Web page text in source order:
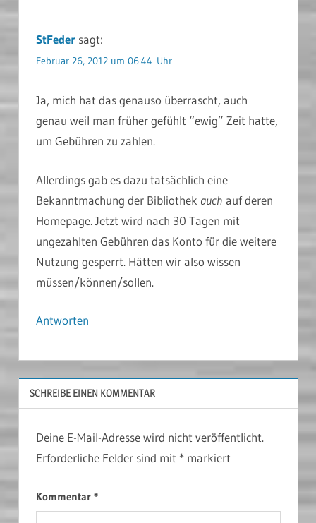
StFeder sagt:
Februar 26, 2012 um 06:44 Uhr
Ja, mich hat das genauso überrascht, auch
genau weil man früher gefühlt “ewig” Zeit hatte,
um Gebühren zu zahlen.
Allerdings gab es dazu tatsächlich eine
Bekanntmachung der Bibliothek auch auf deren
Homepage. Jetzt wird nach 30 Tagen mit
ungezahlten Gebühren das Konto für die weitere
Nutzung gesperrt. Hätten wir also wissen
müssen/können/sollen.
Antworten
SCHREIBE EINEN KOMMENTAR
Deine E-Mail-Adresse wird nicht veröffentlicht.
Erforderliche Felder sind mit *markiert
Kommentar *